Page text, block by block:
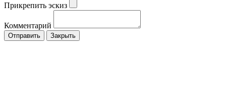
Прикрепить эскиз
Комментарий
Закрыть